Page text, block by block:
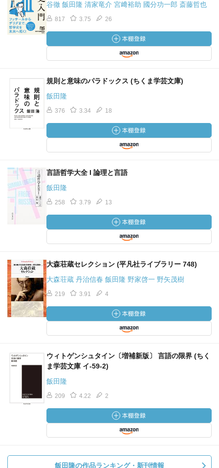
谷徹 飯田隆 清家竜介 宮﨑裕助 國分功一郎 斎藤哲也
817 3.75 26
規則と意味のパラドックス (ちくま学芸文庫)
飯田隆
376 3.34 18
言語哲学大全 I 論理と言語
飯田隆
258 3.79 13
大森荘蔵セレクション (平凡社ライブラリー 748)
大森荘蔵 丹治信春 飯田隆 野家啓一 野矢茂樹
219 3.91 4
ウィトゲンシュタイン〔増補新版〕 言語の限界 (ちく
ま学芸文庫 イ-59-2)
飯田隆
209 4.22 2
飯田隆の作品ランキング・新刊情報